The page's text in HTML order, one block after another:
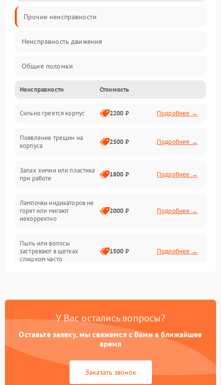
Прочие неисправности
Неисправность движения
Общие поломки
Неисправность датчиков
Неисправность программного обеспечения
Проблемы с сигналом
Батарея
Программные сбои
Неисправности Стоимость
Сильно греется корпус 2200 ₽ Подробнее →
Появление трещин на
корпуса
2500 ₽ Подробнее →
Запах химии или пластика
при работе
1800 ₽ Подробнее →
Лампочки индикаторов не
горят или мигают
некорректно
2000 ₽ Подробнее →
Пыль или волосы
застревают в щетках
слишком часто
1500 ₽ Подробнее →
У Вас остались вопросы?
Оставьте заявку, мы свяжемся с Вами в ближайшее
время
Заказать звонок